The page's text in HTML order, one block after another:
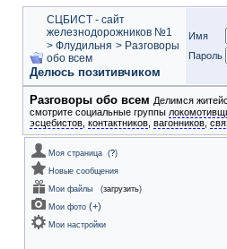
СЦБИСТ - сайт
железнодорожников №1
> Флудильня > Разговоры
обо всем
Делюсь позитивчиком
Имя
Пароль
Разговоры обо всем Делимся
смотрите социальные группы
эсцебистов контактников вагонников
Моя страница (?)
Новые сообщения
Мои файлы
(загрузить)
Мои фото (+)
Мои настройки